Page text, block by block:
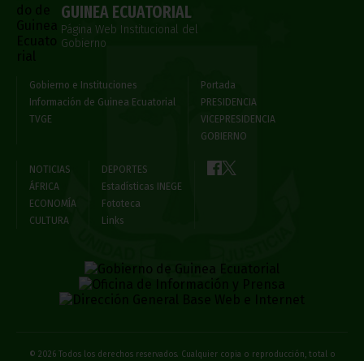
GUINEA ECUATORIAL
Página Web Institucional del
Gobierno
Gobierno e Instituciones
Información de Guinea Ecuatorial
TVGE
Portada
PRESIDENCIA
VICEPRESIDENCIA
GOBIERNO
NOTICIAS
ÁFRICA
ECONOMÍA
CULTURA
DEPORTES
Estadísticas INEGE
Fototeca
Links
© 2026 Todos los derechos reservados. Cualquier copia o reproducción, total o